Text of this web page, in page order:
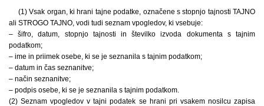
(1) Vsak organ, ki hrani tajne podatke, označene s stopnjo tajnosti TAJNO
ali STROGO TAJNO, vodi tudi seznam vpogledov, ki vsebuje:
– šifro, datum, stopnjo tajnosti in številko izvoda dokumenta s tajnim
podatkom;
– ime in priimek osebe, ki se je seznanila s tajnim podatkom;
– datum in čas seznanitve;
– način seznanitve;
– podpis osebe, ki se je seznanila s tajnim podatkom.
(2) Seznam vpogledov v tajni podatek se hrani pri vsakem nosilcu zapisa